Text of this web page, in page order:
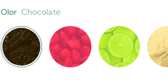
Olor Chocolate